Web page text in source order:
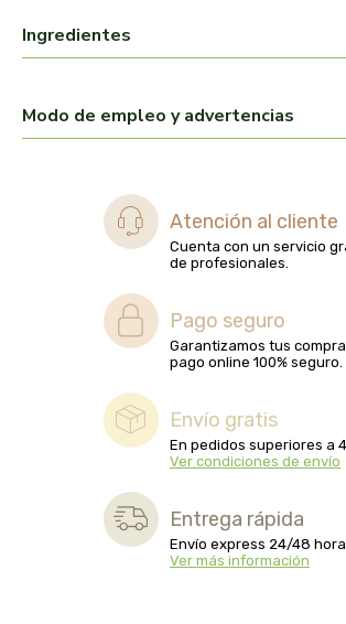
Ingredientes
Modo de empleo y advertencias
Atención al cliente
Cuenta con un servicio
de profesionales.
Pago seguro
Garantizamos tus
pago online 100% seguro.
Envío gratis
En pedidos superiores a
Ver condiciones de envío
Entrega rápida
Envío express 24/48
Ver más información
biofloral
biomix
bioserum
biotta
brinkers food
calmmabis